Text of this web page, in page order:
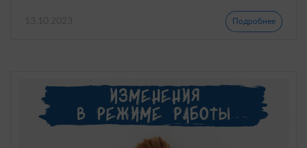
Подробнее